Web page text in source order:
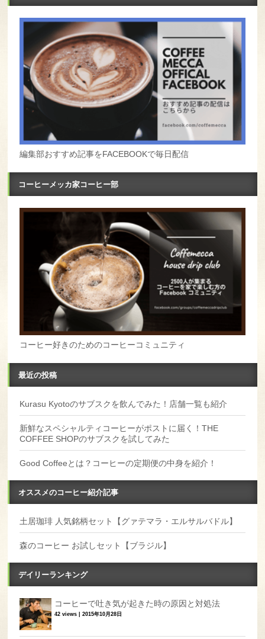
編集部おすすめ記事をFACEBOOKで毎日配信
コーヒーメッカ家コーヒー部
コーヒー好きのためのコーヒーコミュニティ
最近の投稿
Kurasu Kyotoのサブスクを飲んでみた！店舗一覧も紹介
新鮮なスペシャルティコーヒーがポストに届く！THE
COFFEE SHOPのサブスクを試してみた
Good Coffeeとは？コーヒーの定期便の中身を紹介！
オススメのコーヒー紹介記事
土居珈琲 人気銘柄セット【グァテマラ・エルサルバドル】
森のコーヒー お試しセット【ブラジル】
デイリーランキング
コーヒーで吐き気が起きた時の原因と対処法
42 views |2015年10月28日